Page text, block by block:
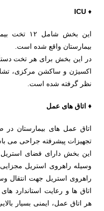
♦
ICU
این بخش
بیمارستان واقع شده است.
در اين بخش برای هر تخت
اكسيژن و ساكشن مرکزی، تشك
نظر گرفته شده است.
♦ اتاق های عمل
اتاق عمل های بیمارستان
تجهیزات پیشرفته جراحی می
این بخش دارای فضای
وسیله راهروی استریل
راهروی استریل جهت انتقال
اتاق ها و رعایت استاندارد
هر اتاق عمل، ایمنی بسیار